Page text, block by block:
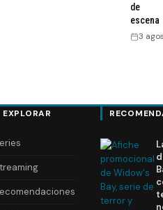
de
escena
3
EXPLORAR